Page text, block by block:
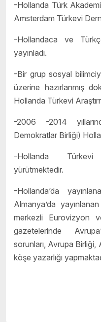
-Hollanda Türk
Amsterdam Türkevi
-Hollandaca ve
yayınladı.
-Bir grup sosyal
üzerine hazırlanmış
Hollanda Türkevi
-2006 -2014
Demokratlar Birliği)
-Hollanda Türkevi
yürütmektedir.
-Hollanda’da
Almanya’da
merkezli Eurovizyon
gazetelerinde
sorunları, Avrupa Birliği,
köşe yazarlığı